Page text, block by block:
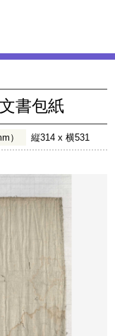
書包紙
） 縦314 x 横531